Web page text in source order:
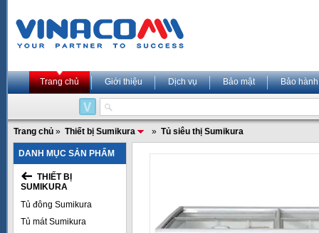
Trang chủ Giới thiệu Dịch vụ Bảo mật Bảo hành
Trang chủ » Thiết bị Sumikura » Tủ siêu thị Sumikura
DANH MỤC SẢN PHẨM
THIẾT BỊ
SUMIKURA
Tủ đông Sumikura
Tủ mát Sumikura